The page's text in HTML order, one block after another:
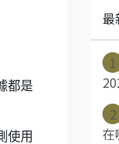
都是
使用
最
1
2
在